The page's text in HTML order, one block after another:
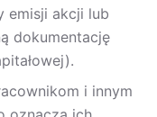
emisji akcji lub
dokumentację
i innym